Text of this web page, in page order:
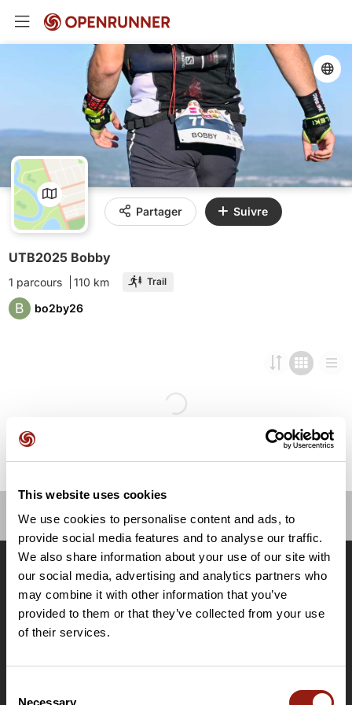
This website uses cookies
We use cookies to personalise content and ads, to
provide social media features and to analyse our traffic.
We also share information about your use of our site with
our social media, advertising and analytics partners who
may combine it with other information that you’ve
provided to them or that they’ve collected from your use
of their services.
Necessary
Partager Suivre
UTB2025 Bobby
1 parcours 110 km Trail
B bo2by26
OpenRunner
Equipe
Carrières
À propos
Contact
Offres
Fonds de cartes topographiques